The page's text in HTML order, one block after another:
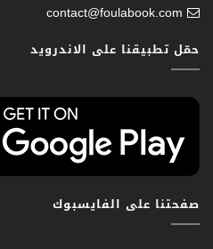
contact@foulabook.com
حمّل تطبيقنا على الاندرويد
صفحتنا على الفايسبوك